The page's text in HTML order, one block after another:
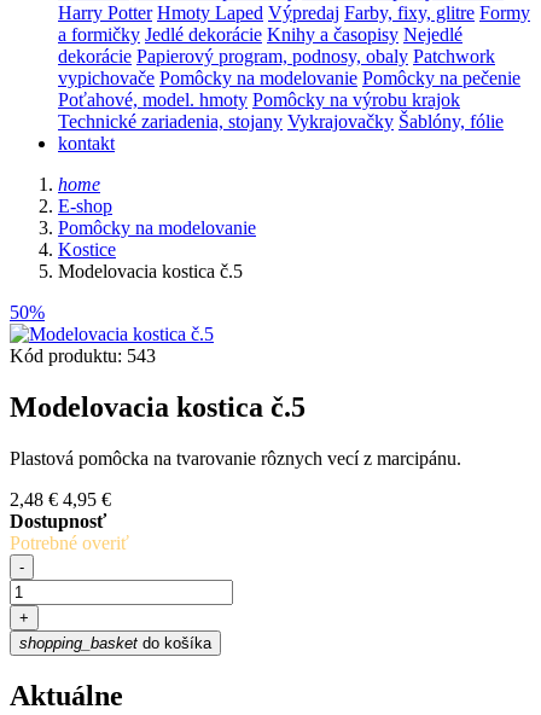
Harry Potter Hmoty Laped Výpredaj Farby, fixy, glitre Formy
a formičky Jedlé dekorácie Knihy a časopisy Nejedlé
dekorácie Papierový program, podnosy, obaly Patchwork
vypichovače Pomôcky na modelovanie Pomôcky na pečenie
Poťahové, model. hmoty Pomôcky na výrobu krajok
Technické zariadenia, stojany Vykrajovačky Šablóny, fólie
kontakt
home
E-shop
Pomôcky na modelovanie
Kostice
Modelovacia kostica č.5
50%
Kód produktu: 543
Modelovacia kostica č.5
Plastová pomôcka na tvarovanie rôznych vecí z marcipánu.
2,48 € 4,95 €
Dostupnosť
Potrebné overiť
-
+
shopping_basket do košíka
Aktuálne